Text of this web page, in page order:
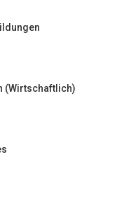
(Wirtschaftlich)